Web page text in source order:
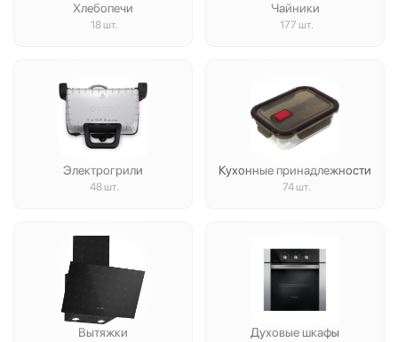
Хлебопечи
18 шт.
Чайники
177 шт.
Электрогрили
48 шт.
Кухонные принадлежности
74 шт.
Вытяжки Духовые шкафы